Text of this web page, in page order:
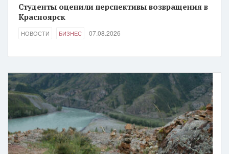
Студенты оценили перспективы возвращения в
Красноярск
НОВОСТИ БИЗНЕС 07.08.2026